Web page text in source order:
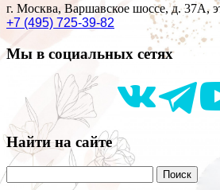
г. Москва, Варшавское шоссе, д. 37А,
+7 (495) 725-39-82
Мы в социальных сетях
Найти на сайте